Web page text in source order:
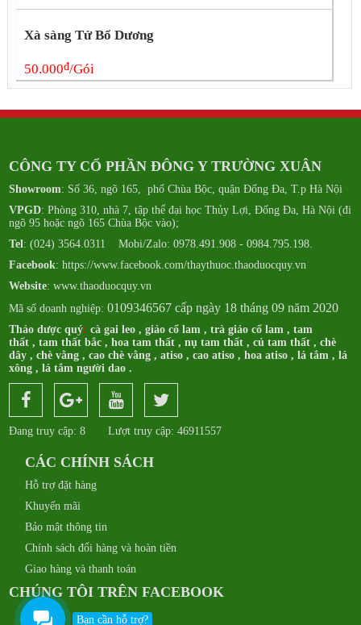
Xà sàng Tử Bổ Dương
50.000đ/Gói
CÔNG TY CỔ PHẦN ĐÔNG Y TRƯỜNG XUÂN
Showroom: Số 36, ngõ 165, phố Chùa Bộc, quận Đống Đa, T.p Hà Nội
VPGD: Phòng 310, nhà 7, tập thể đại học Thủy Lợi, Đống Đa, Hà Nội (đi
ngõ 95 hoặc ngõ 165 Chùa Bộc vào);
Tel: (024) 3564.0311 Mobi/Zalo: 0978.491.908 - 0984.795.198.
Facebook:https://www.facebook.com/thaythuoc.thaoduocquy.vn
Website: www.thaoduocquy.vn
Mã số doanh nghiệp:0109346567 cấp ngày 18 tháng 09 năm 2020
Thảo dược quý:cà gai leo ,giảo cổ lam ,trà giảo cổ lam ,tam
thất ,tam thất bắc ,hoa tam thất ,nụ tam thất ,củ tam thất ,chè
dây ,chè vằng ,cao chè vằng ,atiso ,cao atiso ,hoa atiso ,lá tắm ,lá
xông ,lá tắm người dao .
Đang truy cập: 8 Lượt truy cập: 46911557
CÁC CHÍNH SÁCH
Hỗ trợ đặt hàng
Khuyến mãi
Bảo mật thông tin
Chính sách đổi hàng và hoàn tiền
Giao hàng và thanh toán
CHÚNG TÔI TRÊN FACEBOOK
Bạn cần hỗ trợ?